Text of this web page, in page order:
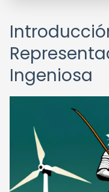
Ingeniosa